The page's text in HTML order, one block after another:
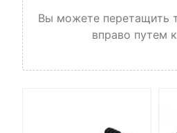
Вы можете перетащить
вправо путем